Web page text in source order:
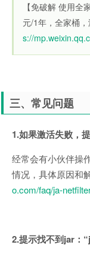
【免破解 使用
元/1年，全家桶
s://
三、常见问题
1.如果激活失败，
经常会有小伙伴操
情况，具体原因和
o.com/faq/ja-
2.提示找不到jar：